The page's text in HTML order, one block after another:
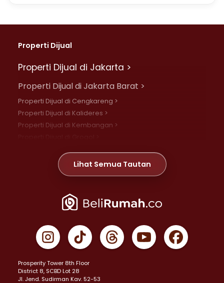
Properti Dijual
Properti Dijual di Jakarta >
Properti Dijual di Jakarta Barat >
Properti Dijual di Cengkareng >
Properti Dijual di Kalideres >
Properti Dijual di Kembangan >
Properti Dijual di Meruya >
Properti Dijual di Jelambar >
Properti Dijual di Jakarta Pusat >
Properti Dijual di Gambir >
Properti Dijual di Johar Baru >
Properti Dijual di Menteng >
Properti Dijual di Senen >
Lihat Semua Tautan
Prosperity Tower 8th Floor
District 8, SCBD Lot 28
JI. Jend. Sudirman Kav. 52-53